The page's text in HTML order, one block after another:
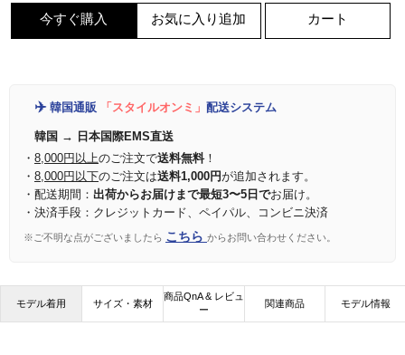
今すぐ購入 お気に入り追加 カート
✈️ 韓国通販 「スタイルオンミ」 配送システム
韓国 → 日本国際EMS直送
・ 8,000円以上のご注文で送料無料！
・ 8,000円以下のご注文は送料1,000円が追加されます。
・配送期間： 出荷からお届けまで最短3〜5日でお届け。
・決済手段：クレジットカード、ペイパル、コンビニ決済
※ご不明な点がございましたら こちら からお問い合わせください。
モデル着用 サイズ・素材
商品QnA & レビュ
ー
関連商品 モデル情報